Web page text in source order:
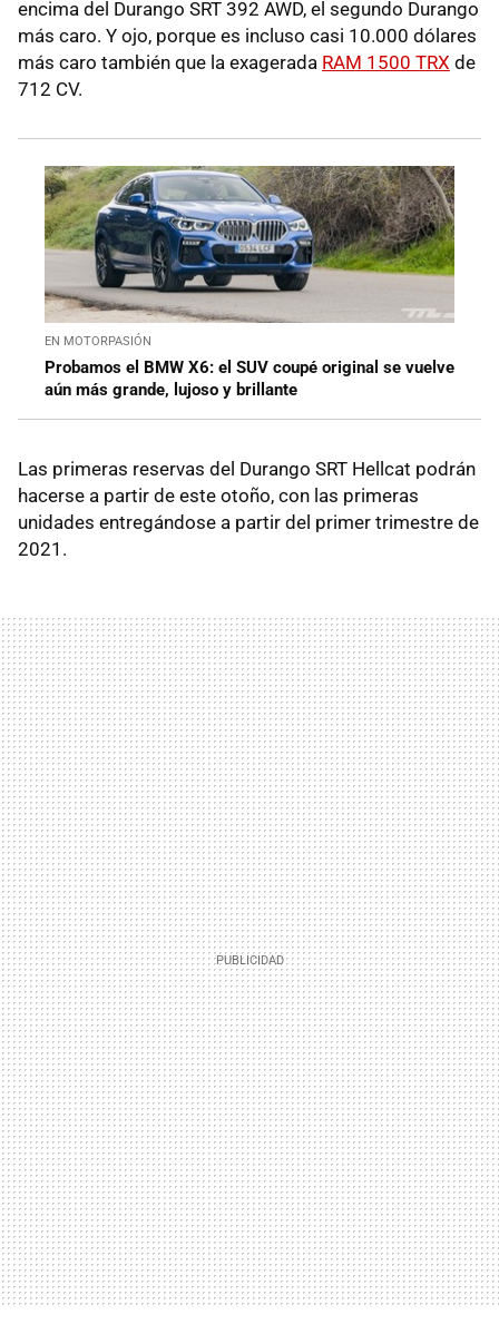
encima del Durango SRT 392 AWD, el segundo Durango
más caro. Y ojo, porque es incluso casi 10.000 dólares
más caro también que la exagerada RAM 1500 TRX de
712 CV.
EN MOTORPASIÓN
Probamos el BMW X6: el SUV coupé original se vuelve
aún más grande, lujoso y brillante
Las primeras reservas del Durango SRT Hellcat podrán
hacerse a partir de este otoño, con las primeras
unidades entregándose a partir del primer trimestre de
2021.